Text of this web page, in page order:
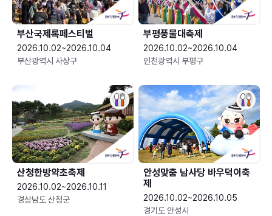
부산국제록페스티벌
2026.10.02~2026.10.04
부산광역시 사상구
부평풍물대축제
2026.10.02~2026.10.04
인천광역시 부평구
산청한방약초축제
2026.10.02~2026.10.11
경상남도 산청군
안성맞춤 남사당 바우덕이축
제
2026.10.02~2026.10.05
경기도 안성시